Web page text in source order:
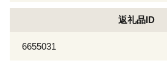
返礼品ID
6655031